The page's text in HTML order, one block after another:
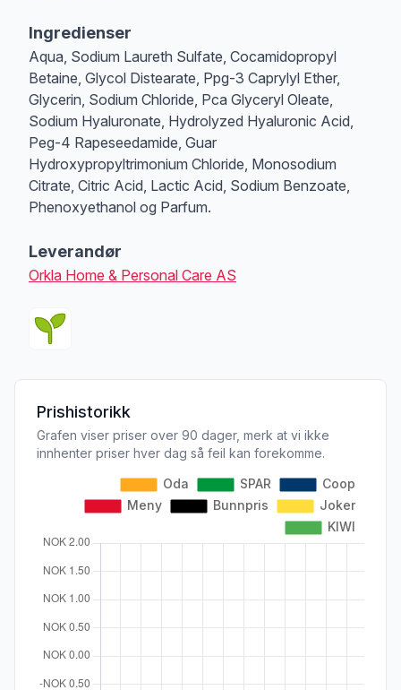
Ingredienser
Aqua, Sodium Laureth Sulfate, Cocamidopropyl
Betaine, Glycol Distearate, Ppg-3 Caprylyl Ether,
Glycerin, Sodium Chloride, Pca Glyceryl Oleate,
Sodium Hyaluronate, Hydrolyzed Hyaluronic Acid,
Peg-4 Rapeseedamide, Guar
Hydroxypropyltrimonium Chloride, Monosodium
Citrate, Citric Acid, Lactic Acid, Sodium Benzoate,
Phenoxyethanol og Parfum.
Leverandør
Orkla Home & Personal Care AS
Prishistorikk
Grafen viser priser over 90 dager, merk at vi ikke
innhenter priser hver dag så feil kan forekomme.